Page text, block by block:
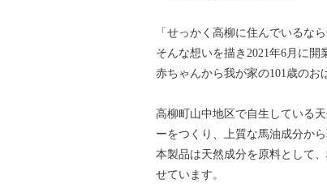
「せっかく高柳に住んでいるな
そんな想いを描き2021年6月に開
赤ちゃんから我が家の101歳のお
高柳町山中地区で自生している
ーをつくり、上質な馬油成分か
本製品は天然成分を原料として
せています。